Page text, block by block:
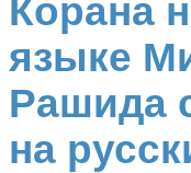
Корана
языке
Рашида
на